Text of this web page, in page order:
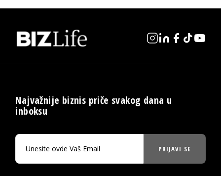
Najvažnije biznis priče svakog dana u
inboksu
PRIJAVI SE